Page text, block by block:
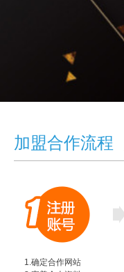
加盟合作流程
1.确定合作网站